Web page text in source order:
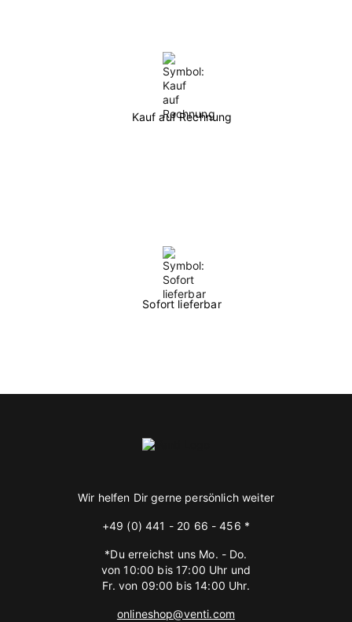
Kauf auf Rechnung
Sofort lieferbar
Wir helfen Dir gerne persönlich weiter
+49 (0) 441 - 20 66 - 456 *
*Du erreichst uns Mo. - Do.
von 10:00 bis 17:00 Uhr und
Fr. von 09:00 bis 14:00 Uhr.
onlineshop@venti.com